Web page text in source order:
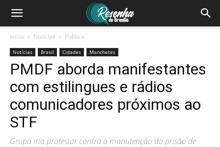
Início Notícias Política
Notícias Brasil Cidades Manchetes
PMDF aborda manifestantes
com estilingues e rádios
comunicadores próximos ao
STF
Grupo iria protestar contra a manutenção da prisão de